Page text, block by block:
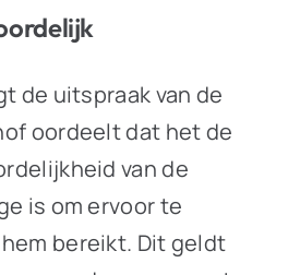
de uitspraak van de
oordeelt dat het de
van de
is om ervoor te
bereikt. Dit geldt